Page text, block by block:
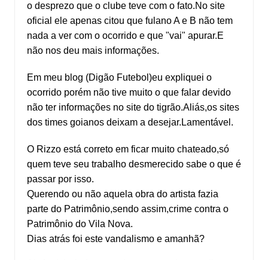
o desprezo que o clube teve com o fato.No site
oficial ele apenas citou que fulano A e B não tem
nada a ver com o ocorrido e que "vai" apurar.E
não nos deu mais informações.
Em meu blog (Digão Futebol)eu expliquei o
ocorrido porém não tive muito o que falar devido
não ter informações no site do tigrão.Aliás,os sites
dos times goianos deixam a desejar.Lamentável.
O Rizzo está correto em ficar muito chateado,só
quem teve seu trabalho desmerecido sabe o que é
passar por isso.
Querendo ou não aquela obra do artista fazia
parte do Patrimônio,sendo assim,crime contra o
Patrimônio do Vila Nova.
Dias atrás foi este vandalismo e amanhã?